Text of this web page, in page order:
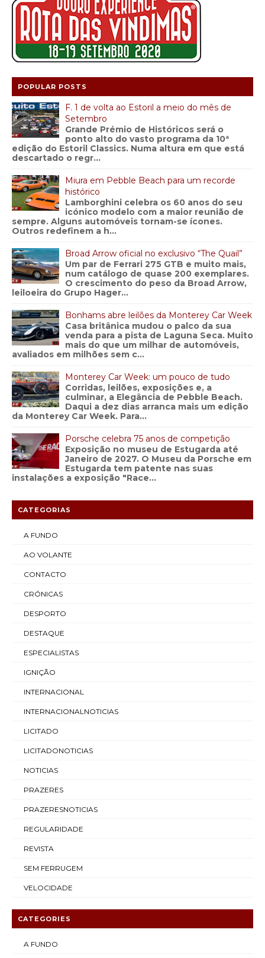
POPULAR POSTS
F. 1 de volta ao Estoril a meio do mês de
Setembro
Grande Prémio de Históricos será o
ponto alto do vasto programa da 10ª
edição do Estoril Classics. Numa altura em que está
descartado o regr...
Miura em Pebble Beach para um recorde
histórico
Lamborghini celebra os 60 anos do seu
icónico modelo com a maior reunião de
sempre. Alguns automóveis tornam-se ícones.
Outros redefinem a h...
Broad Arrow oficial no exclusivo “The Quail”
Um par de Ferrari 275 GTB e muito mais,
num catálogo de quase 200 exemplares.
O crescimento do peso da Broad Arrow,
leiloeira do Grupo Hager...
Bonhams abre leilões da Monterey Car Week
Casa britânica mudou o palco da sua
venda para a pista de Laguna Seca. Muito
mais do que um milhar de automóveis,
avaliados em milhões sem c...
Monterey Car Week: um pouco de tudo
Corridas, leilões, exposições e, a
culminar, a Elegância de Pebble Beach.
Daqui a dez dias arranca mais um edição
da Monterey Car Week. Para...
Porsche celebra 75 anos de competição
Exposição no museu de Estugarda até
Janeiro de 2027. O Museu da Porsche em
Estugarda tem patente nas suas
instalações a exposição "Race...
CATEGORIAS
A FUNDO
AO VOLANTE
CONTACTO
CRÓNICAS
DESPORTO
DESTAQUE
ESPECIALISTAS
IGNIÇÃO
INTERNACIONAL
INTERNACIONALNOTICIAS
LICITADO
LICITADONOTICIAS
NOTICIAS
PRAZERES
PRAZERESNOTICIAS
REGULARIDADE
REVISTA
SEM FERRUGEM
VELOCIDADE
CATEGORIES
A FUNDO